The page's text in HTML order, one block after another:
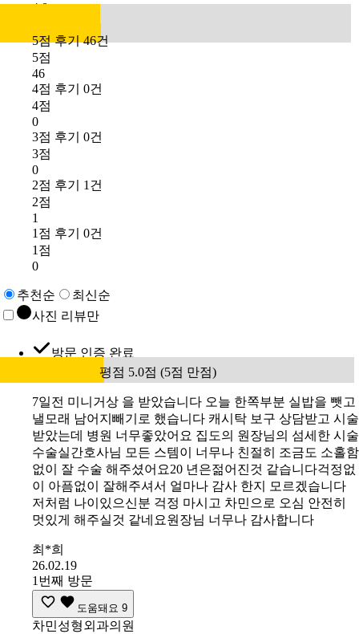
4.8
5점 후기 46건
5점
46
4점 후기 0건
4점
0
3점 후기 0건
3점
0
2점 후기 1건
2점
1
1점 후기 0건
1점
0
추천순
최신순
사진 리뷰만
방문 인증 완료
평점 5.0점 (5점 만점)
7일전 미니거상 을 받았습니다 오늘 한쪽부분 실밥을 뺏고
낼모래 남어지빼기로 했습니다 캐시탁 보구 상담받고 시술
받았는데 병원 너무좋았어요 집도의 원장님의 섬세한 시술
수술실간호사님 모든 스템이 너무나 친절히 조금도 소홀함
없이 잘 수술 해주셨어요20 년은젊어진것 같습니다걱정없
이 아픔없이 잘해주셔서 얼마나 감사 한지 모르겠습니다
저처럼 나이있으신분 걱정 마시고 차민으로 오심 안전히
멋있게 해주실것 같네요원장님 너무나 감사합니다
최*희
26.02.19
1번째 방문
도움돼요 9
차민성형외과의원